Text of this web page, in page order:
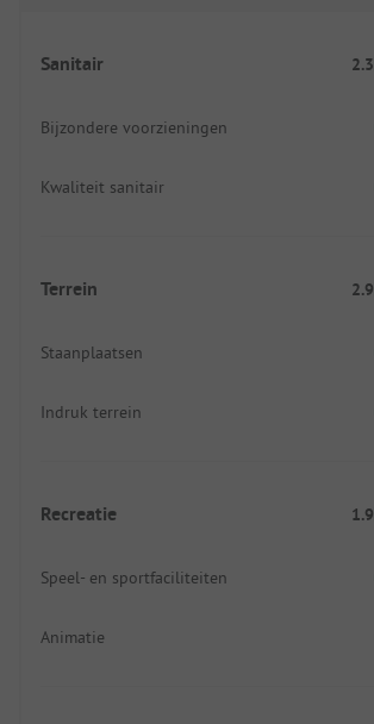
Sanitair 2.3
Bijzondere voorzieningen
Kwaliteit sanitair
Terrein 2.9
Staanplaatsen
Indruk terrein
Recreatie 1.9
Speel- en sportfaciliteiten
Animatie